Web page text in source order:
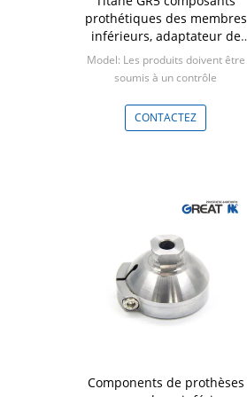
prothétiques des membres
inférieurs, adaptateur de
récepteur de pyramide rotatif
prothétique
Model: Les produits doivent être
soumis à un contrôle
Min: 5 pièces
CONTACTEZ
Components de prothèses